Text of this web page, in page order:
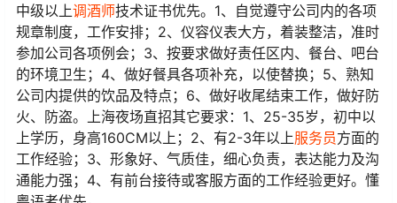
中级以上调酒师技术证书优先。1、自觉遵守公司内的各项
规章制度，工作安排；2、仪容仪表大方，着装整洁，准时
参加公司各项例会；3、按要求做好责任区内、餐台、吧台
的环境卫生；4、做好餐具各项补充，以使替换；5、熟知
公司内提供的饮品及特点；6、做好收尾结束工作，做好防
火、防盗。上海夜场直招其它要求：1、25-35岁，初中以
上学历，身高160CM以上；2、有2-3年以上服务员方面的
工作经验；3、形象好、气质佳，细心负责，表达能力及沟
通能力强；4、有前台接待或客服方面的工作经验更好。懂